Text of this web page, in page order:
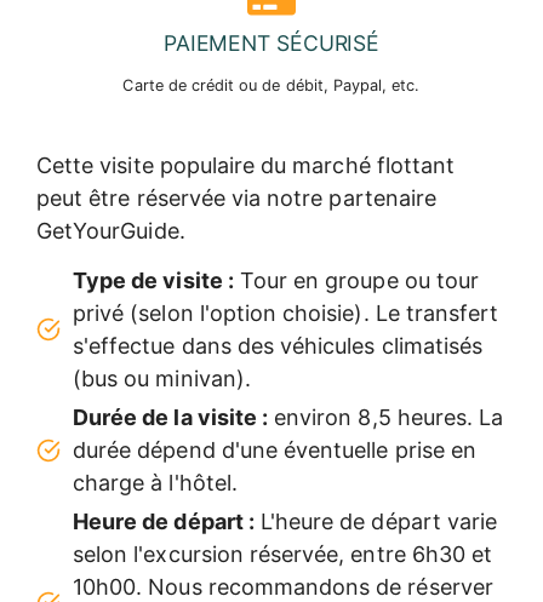
PAIEMENT SÉCURISÉ
Carte de crédit ou de débit, Paypal, etc.
Cette visite populaire du marché flottant
peut être réservée via notre partenaire
GetYourGuide.
Type de visite : Tour en groupe ou tour
privé (selon l'option choisie). Le transfert
s'effectue dans des véhicules climatisés
(bus ou minivan).
Durée de la visite : environ 8,5 heures. La
durée dépend d'une éventuelle prise en
charge à l'hôtel.
Heure de départ : L'heure de départ varie
selon l'excursion réservée, entre 6h30 et
10h00. Nous recommandons de réserver